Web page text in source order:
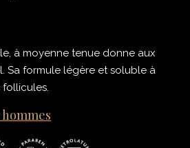
à moyenne tenue donne aux
Sa formule légère et soluble à
follicules.